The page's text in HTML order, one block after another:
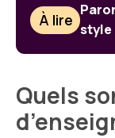
À lire style
Quels